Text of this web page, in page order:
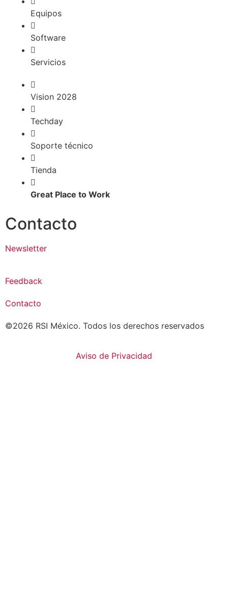
Equipos
Software
Servicios
Vision 2028
Techday
Soporte técnico
Tienda
Great Place to Work
Contacto
Newsletter
Feedback
Contacto
©2026 RSI México. Todos los derechos reservados
Aviso de Privacidad